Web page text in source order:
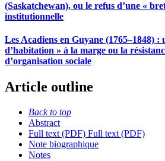
(Saskatchewan), ou le refus d’une «
institutionnelle
Les Acadiens en Guyane (1765–1848) :
d’habitation » à la marge ou la
d’organisation sociale
Article outline
Back to top
Abstract
Full text (PDF) Full text (PDF)
Note biographique
Notes